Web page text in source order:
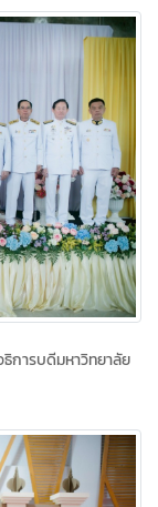
การบดีมหาวิทยาลัย